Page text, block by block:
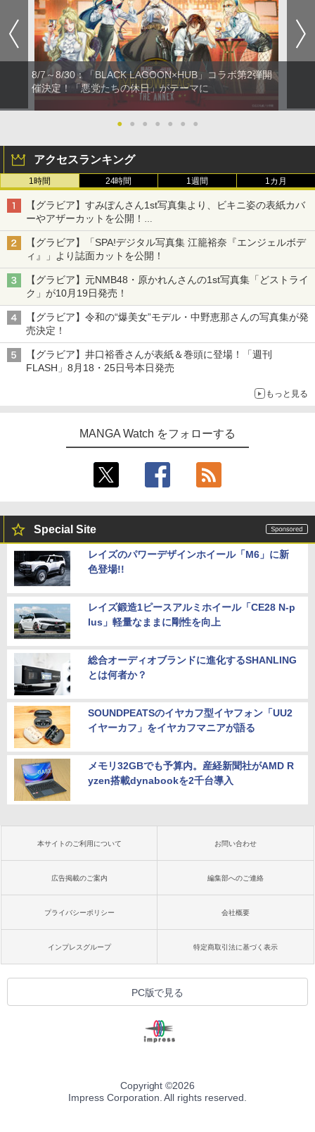
8/7～8/30：「BLACK LAGOON×HUB」コラボ第2弾開
催決定！「悪党たちの休日」がテーマに
● ● ● ● ● ● ●
アクセスランキング
1時間 24時間 1週間 1カ月
【グラビア】すみぽんさん1st写真集より、ビキニ姿の表紙カバ
ーやアザーカットを公開！
タイトルは「offcourt（オフコート）」に決定
【グラビア】「SPA!デジタル写真集 江籠裕奈『エンジェルボデ
ィ』」より誌面カットを公開！
【グラビア】元NMB48・原かれんさんの1st写真集「どストライ
ク」が10月19日発売！
【グラビア】令和の“爆美女”モデル・中野恵那さんの写真集が発
売決定！
【グラビア】井口裕香さんが表紙＆巻頭に登場！「週刊
FLASH」8月18・25日号本日発売
もっと見る
MANGA Watch をフォローする
Special Site
レイズのパワーデザインホイール「M6」に新
色登場!!
レイズ鍛造1ピースアルミホイール「CE28 N-p
lus」軽量なままに剛性を向上
総合オーディオブランドに進化するSHANLING
とは何者か？
SOUNDPEATSのイヤカフ型イヤフォン「UU2
イヤーカフ」をイヤカフマニアが語る
メモリ32GBでも予算内。産経新聞社がAMD R
yzen搭載dynabookを2千台導入
本サイトのご利用について お問い合わせ
広告掲載のご案内 編集部へのご連絡
プライバシーポリシー 会社概要
インプレスグループ 特定商取引法に基づく表示
PC版で見る
Copyright ©2026
Impress Corporation. All rights reserved.